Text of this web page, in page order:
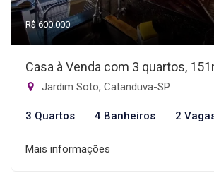
R$ 600.000
Casa à Venda com 3 quartos,
Jardim Soto, Catanduva-SP
3 Quartos 4 Banheiros 2
Mais informações